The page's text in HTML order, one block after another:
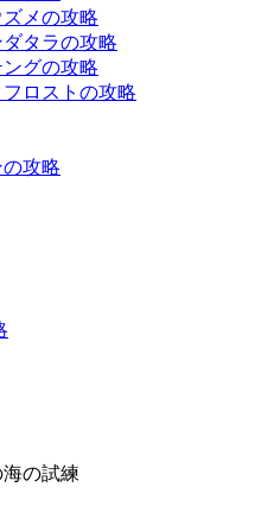
メの攻略
タラの攻略
グの攻略
ロストの攻略
攻略
の試練